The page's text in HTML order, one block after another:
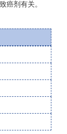
癌剂有关。